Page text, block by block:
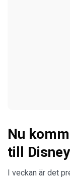
Nu
till
I veckan är det